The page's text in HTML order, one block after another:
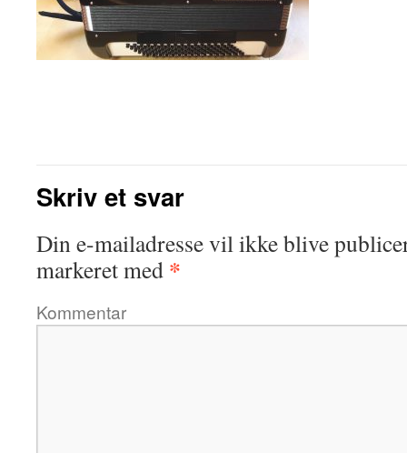
Skriv et svar
Din e-mailadresse vil ikke blive
markeret med *
Kommentar